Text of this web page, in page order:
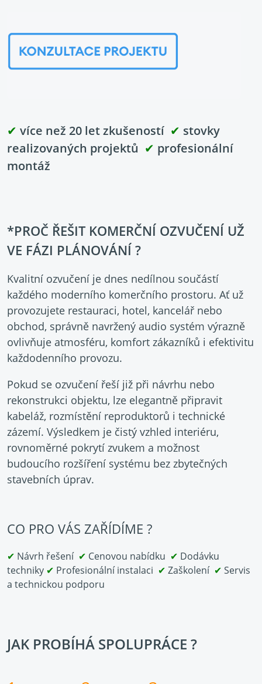
✔ více než 20 let zkušeností ✔ stovky
realizovaných projektů ✔ profesionální
montáž
*PROČ ŘEŠIT KOMERČNÍ OZVUČENÍ UŽ
VE FÁZI PLÁNOVÁNÍ ?
Kvalitní ozvučení je dnes nedílnou součástí
každého moderního komerčního prostoru. Ať už
provozujete restauraci, hotel, kancelář nebo
obchod, správně navržený audio systém výrazně
ovlivňuje atmosféru, komfort zákazníků i efektivitu
každodenního provozu.
Pokud se ozvučení řeší již při návrhu nebo
rekonstrukci objektu, lze elegantně připravit
kabeláž, rozmístění reproduktorů i technické
zázemí. Výsledkem je čistý vzhled interiéru,
rovnoměrné pokrytí zvukem a možnost
budoucího rozšíření systému bez zbytečných
stavebních úprav.
CO PRO VÁS ZAŘÍDÍME ?
✔ Návrh řešení ✔ Cenovou nabídku ✔ Dodávku
techniky ✔ Profesionální instalaci ✔ Zaškolení ✔ Servis
a technickou podporu
JAK PROBÍHÁ SPOLUPRÁCE ?